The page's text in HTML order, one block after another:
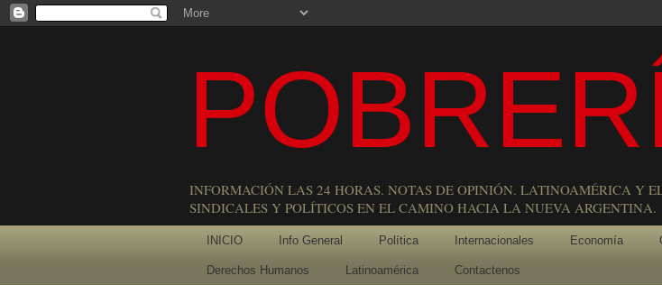
INFORMACIÓN LAS 24 HORAS. NOTAS DE OPINIÓN. LATINOAMÉRICA Y
SINDICALES Y POLÍTICOS EN EL CAMINO HACIA LA NUEVA ARGENTINA.
INICIO Info General Política Internacionales Economía
Derechos Humanos Latinoamérica Contactenos